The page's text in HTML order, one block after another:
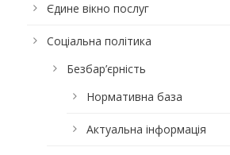
Єдине вікно послуг
Соціальна політика
Безбар’єрність
Нормативна база
Актуальна інформація